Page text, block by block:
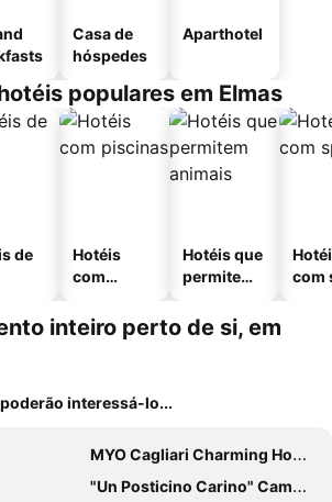
Casa de
hóspedes
Aparthotel
populares em Elmas
de
Hotéis
com
Hotéis que
permitem
com
inteiro perto de si, em
interessá-lo...
MYO Cagliari Charming House
"Un Posticino Carino" Camere Cagliari